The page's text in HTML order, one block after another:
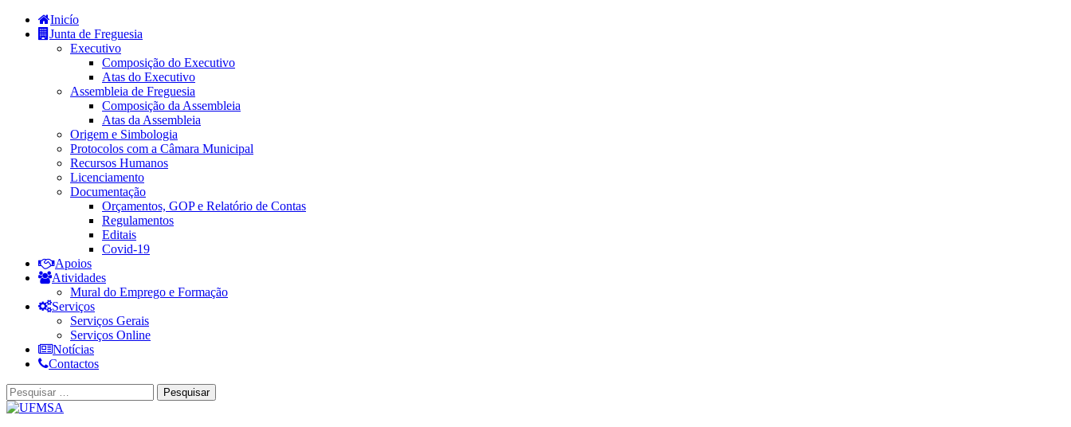
Inicío
Junta de Freguesia
Executivo
Composição do Executivo
Atas do Executivo
Assembleia de Freguesia
Composição da Assembleia
Atas da Assembleia
Origem e Simbologia
Protocolos com a Câmara Municipal
Recursos Humanos
Licenciamento
Documentação
Orçamentos, GOP e Relatório de Contas
Regulamentos
Editais
Covid-19
Apoios
Atividades
Mural do Emprego e Formação
Serviços
Serviços Gerais
Serviços Online
Notícias
Contactos